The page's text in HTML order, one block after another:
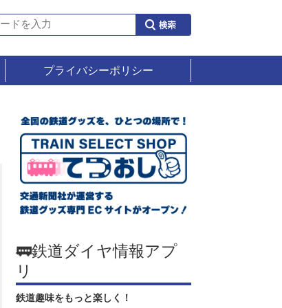
プライバシーポリシー
🚃鉄道ダイヤ情報アプ
リ
鉄道趣味をもっと楽しく！